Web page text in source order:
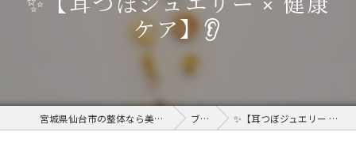
ケア】👂
宮城県仙台市の整体なら美容整体/接骨院SUN ブログ ✨【耳つぼジュエリー × 健康ケア】👂